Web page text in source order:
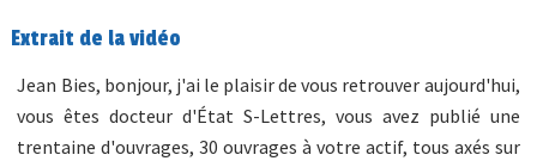
Extrait de la vidéo
Jean Bies, bonjour, j'ai le plaisir de vous retrouver aujourd'hui,
vous êtes docteur d'État S-Lettres, vous avez publié une
trentaine d'ouvrages, 30 ouvrages à votre actif, tous axés sur